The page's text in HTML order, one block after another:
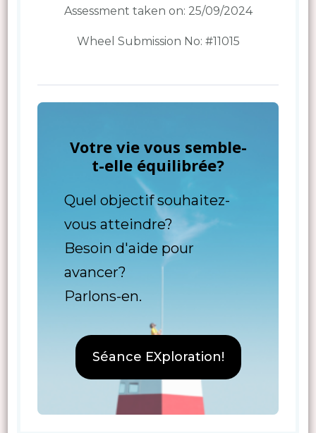
Assessment taken on: 25/09/2024
Wheel Submission No: #11015
Votre vie vous semble-
t-elle équilibrée?
Quel objectif souhaitez-
vous atteindre?
Besoin d'aide pour
avancer?
Parlons-en.
Séance EXploration!